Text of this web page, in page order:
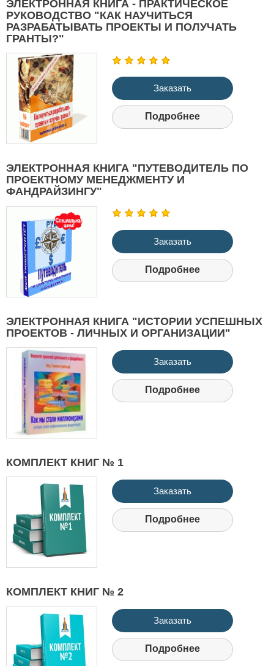
ЭЛЕКТРОННАЯ КНИГА - ПРАКТИЧЕСКОЕ
РУКОВОДСТВО "КАК НАУЧИТЬСЯ
РАЗРАБАТЫВАТЬ ПРОЕКТЫ И ПОЛУЧАТЬ
ГРАНТЫ?"
Заказать
Подробнее
ЭЛЕКТРОННАЯ КНИГА "ПУТЕВОДИТЕЛЬ ПО
ПРОЕКТНОМУ МЕНЕДЖМЕНТУ И
ФАНДРАЙЗИНГУ"
Заказать
Подробнее
ЭЛЕКТРОННАЯ КНИГА "ИСТОРИИ УСПЕШНЫХ
ПРОЕКТОВ - ЛИЧНЫХ И ОРГАНИЗАЦИИ"
Заказать
Подробнее
КОМПЛЕКТ КНИГ № 1
Заказать
Подробнее
КОМПЛЕКТ КНИГ № 2
Заказать
Подробнее